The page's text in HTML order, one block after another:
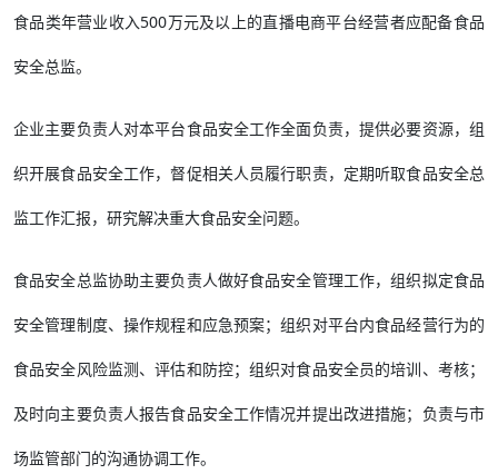
食品类年营业收入500万元及以上的直播电商平台经营者应配备食品
安全总监。
企业主要负责人对本平台食品安全工作全面负责，提供必要资源，组
织开展食品安全工作，督促相关人员履行职责，定期听取食品安全总
监工作汇报，研究解决重大食品安全问题。
食品安全总监协助主要负责人做好食品安全管理工作，组织拟定食品
安全管理制度、操作规程和应急预案；组织对平台内食品经营行为的
食品安全风险监测、评估和防控；组织对食品安全员的培训、考核；
及时向主要负责人报告食品安全工作情况并提出改进措施；负责与市
场监管部门的沟通协调工作。